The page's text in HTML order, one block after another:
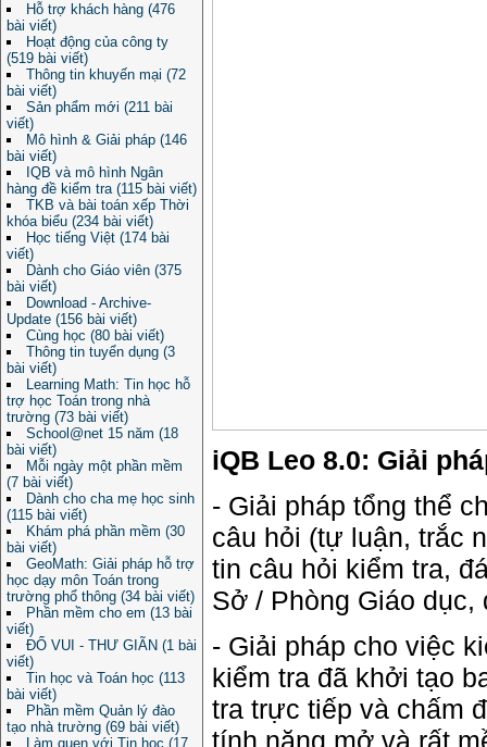
Hỗ trợ khách hàng (476
bài viết)
Hoạt động của công ty
(519 bài viết)
Thông tin khuyến mại (72
bài viết)
Sản phẩm mới (211 bài
viết)
Mô hình & Giải pháp (146
bài viết)
IQB và mô hình Ngân
hàng đề kiểm tra (115 bài viết)
TKB và bài toán xếp Thời
khóa biểu (234 bài viết)
Học tiếng Việt (174 bài
viết)
Dành cho Giáo viên (375
bài viết)
Download - Archive-
Update (156 bài viết)
Cùng học (80 bài viết)
Thông tin tuyển dụng (3
bài viết)
Learning Math: Tin học hỗ
trợ học Toán trong nhà
trường (73 bài viết)
School@net 15 năm (18
bài viết)
Mỗi ngày một phần mềm
(7 bài viết)
Dành cho cha mẹ học sinh
(115 bài viết)
Khám phá phần mềm (30
bài viết)
GeoMath: Giải pháp hỗ trợ
học dạy môn Toán trong
trường phổ thông (34 bài viết)
Phần mềm cho em (13 bài
viết)
ĐỐ VUI - THƯ GIÃN (1 bài
viết)
Tin học và Toán học (113
bài viết)
Phần mềm Quản lý đào
tạo nhà trường (69 bài viết)
Làm quen với Tin học (17
iQB Leo 8.0: Giải
- Giải pháp tổng thể
câu hỏi (tự luận, trắc
tin câu hỏi kiểm tra,
Sở / Phòng Giáo dục,
- Giải pháp cho việc
kiểm tra đã khởi tạo
tra trực tiếp và chấm
tính năng mở và rất